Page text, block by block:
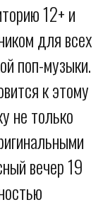
12+ и
для всех
поп-музыки.
к этому
не только
вечер 19